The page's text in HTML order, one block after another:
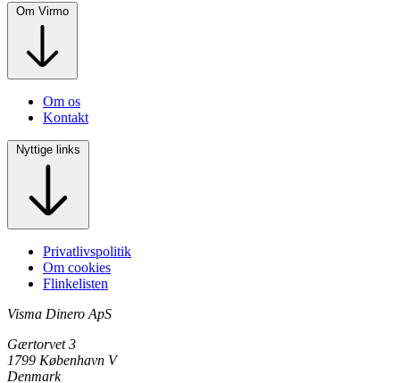
Om Virmo
Om os
Kontakt
Nyttige links
Privatlivspolitik
Om cookies
Flinkelisten
Visma Dinero ApS
Gærtorvet 3
1799 København V
Denmark